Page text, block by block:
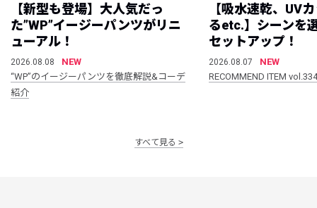
【新型も登場】大人気だっ
た”WP”イージーパンツがリニ
ューアル！
2026.08.08
NEW
“WP”のイージーパンツを徹底解説&コーデ
紹介
【吸水速乾、UV
るetc.】シーンを
セットアップ！
2026.08.07
NEW
RECOMMEND ITEM vol.334
すべて見る